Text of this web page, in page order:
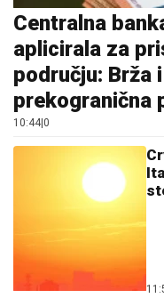
Centralna
aplicirala za
području: Brža
prekogranična
10:44 0